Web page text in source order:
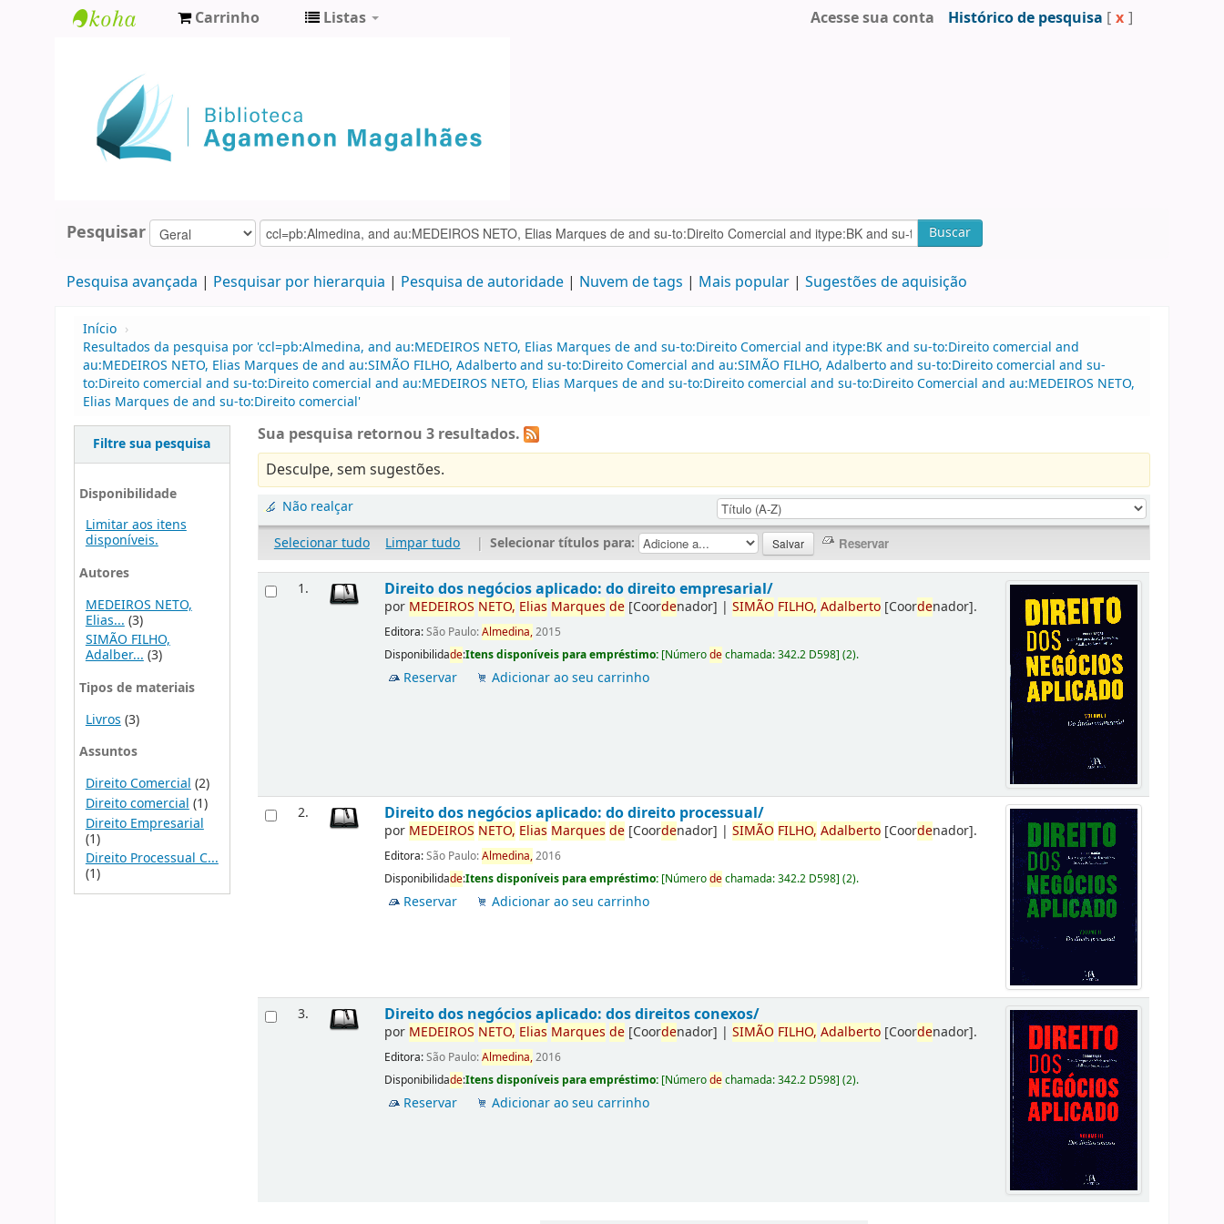
Agamenon
Magalhães
Carrinho Listas Acesse sua conta Histórico de pesquisa [ x ]
Pesquisar Buscar
Pesquisa avançada Pesquisar por hierarquia Pesquisa de autoridade Nuvem de tags Mais popular Sugestões de aquisição
Início ›
Resultados da pesquisa por 'ccl=pb:Almedina, and au:MEDEIROS NETO, Elias Marques de and su-to:Direito Comercial and itype:BK and su-to:Direito comercial and
au:MEDEIROS NETO, Elias Marques de and au:SIMÃO FILHO, Adalberto and su-to:Direito Comercial and au:SIMÃO FILHO, Adalberto and su-to:Direito comercial and su-
to:Direito comercial and su-to:Direito comercial and au:MEDEIROS NETO, Elias Marques de and su-to:Direito comercial and su-to:Direito Comercial and au:MEDEIROS NETO,
Elias Marques de and su-to:Direito comercial'
Filtre sua pesquisa
Disponibilidade
Limitar aos itens
disponíveis.
Autores
MEDEIROS NETO,
Elias... (3)
SIMÃO FILHO,
Adalber...(3)
Tipos de materiais
Livros (3)
Assuntos
Direito Comercial (2)
Direito comercial (1)
Direito Empresarial
(1)
Direito Processual C...
(1)
Sua pesquisa retornou 3 resultados.
Desculpe, sem sugestões.
Não realçar
Selecionar tudo
Limpar tudo | Selecionar títulos para:
1. Direito dos negócios aplicado: do direito empresarial/
por MEDEIROS NETO, Elias Marques de [Coordenador] |SIMÃO FILHO, Adalberto [Coordenador].
Editora:São Paulo:Almedina,2015
Disponibilidade:Itens disponíveis para empréstimo: [Númerodechamada:342.2 D598](2).
Reservar Adicionar ao seu carrinho
2. Direito dos negócios aplicado: do direito processual/
por MEDEIROS NETO, Elias Marques de [Coordenador] |SIMÃO FILHO, Adalberto [Coordenador].
Editora:São Paulo:Almedina,2016
Disponibilidade:Itens disponíveis para empréstimo: [Númerodechamada:342.2 D598](2).
Reservar Adicionar ao seu carrinho
3. Direito dos negócios aplicado: dos direitos conexos/
por MEDEIROS NETO, Elias Marques de [Coordenador] |SIMÃO FILHO, Adalberto [Coordenador].
Editora:São Paulo:Almedina,2016
Disponibilidade:Itens disponíveis para empréstimo: [Númerodechamada:342.2 D598](2).
Reservar Adicionar ao seu carrinho